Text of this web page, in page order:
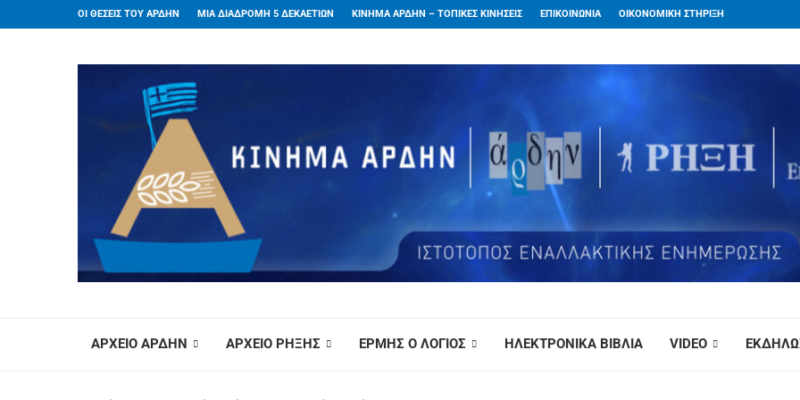
ΟΙ ΘΕΣΕΙΣ ΤΟΥ ΑΡΔΗΝ ΜΙΑ ΔΙΑΔΡΟΜΗ 5 ΔΕΚΑΕΤΙΩΝ ΚΙΝΗΜΑ ΑΡΔΗΝ – ΤΟΠΙΚΕΣ ΚΙΝΗΣΕΙΣ ΕΠΙΚΟΙΝΩΝΙΑ ΟΙΚΟΝΟΜΙΚΗ ΣΤΗΡΙΞΗ
ΑΡΧΕΙΟ ΑΡΔΗΝ ΑΡΧΕΙΟ ΡΗΞΗΣ ΕΡΜΗΣ Ο ΛΟΓΙΟΣ ΗΛΕΚΤΡΟΝΙΚΑ ΒΙΒΛΙΑ VIDEO